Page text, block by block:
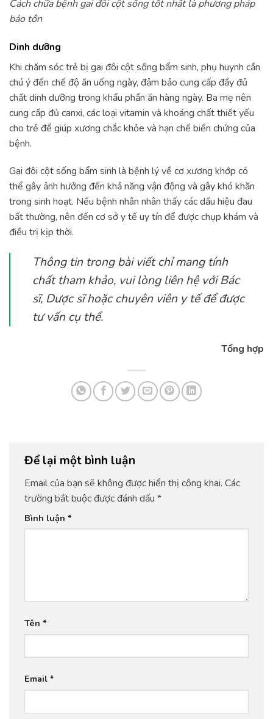
Cách chữa bệnh gai đôi cột sống tốt nhất là phương pháp
bảo tồn
Dinh dưỡng
Khi chăm sóc trẻ bị gai đôi cột sống bẩm sinh, phụ huynh cần
chú ý đến chế độ ăn uống ngày, đảm bảo cung cấp đầy đủ
chất dinh dưỡng trong khẩu phần ăn hàng ngày. Ba mẹ nên
cung cấp đủ canxi, các loại vitamin và khoáng chất thiết yếu
cho trẻ để giúp xương chắc khỏe và hạn chế biến chứng của
bệnh.
Gai đôi cột sống bẩm sinh là bệnh lý về cơ xương khớp có
thể gây ảnh hưởng đến khả năng vận động và gây khó khăn
trong sinh hoạt. Nếu bệnh nhân nhân thấy các dấu hiệu đau
bất thường, nên đến cơ sở y tế uy tín để được chụp khám và
điều trị kịp thời.
Thông tin trong bài viết chỉ mang tính
chất tham khảo, vui lòng liên hệ với Bác
sĩ, Dược sĩ hoặc chuyên viên y tế để được
tư vấn cụ thể.
Tổng hợp
Để lại một bình luận
Email của bạn sẽ không được hiển thị công khai. Các
trường bắt buộc được đánh dấu *
Bình luận *
Tên *
Email *